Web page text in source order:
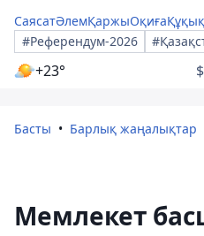
СаясатӘлемҚаржыОқиғаҚұқық
#Референдум-2026
+23° $
Басты Барлық жаңалықтар
Мемлекет